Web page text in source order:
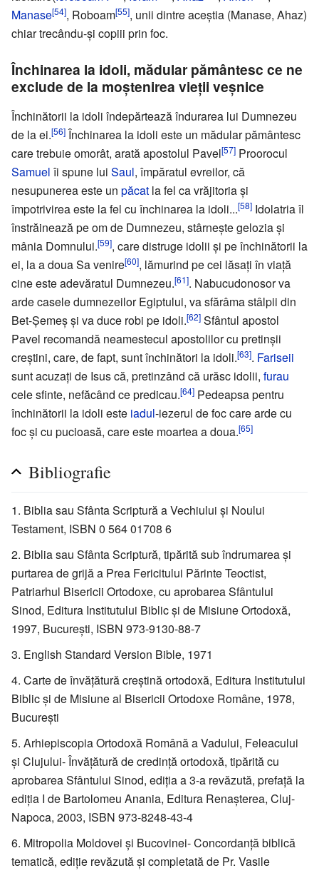
Manase[54], Roboam[55], unii dintre aceştia (Manase, Ahaz)
chiar trecându-şi copiii prin foc.
Închinarea la idoli, mădular pământesc ce ne
exclude de la moştenirea vieţii veşnice
Închinătorii la idoli îndepărtează îndurarea lui Dumnezeu
de la ei.[56] Închinarea la idoli este un mădular pământesc
care trebuie omorât, arată apostolul Pavel[57] Proorocul
Samuel îi spune lui Saul, împăratul evreilor, că
nesupunerea este un păcat la fel ca vrăjitoria şi
împotrivirea este la fel cu închinarea la idoli...[58] Idolatria îl
înstrăinează pe om de Dumnezeu, stârneşte gelozia şi
mânia Domnului.[59], care distruge idolii şi pe închinătorii la
ei, la a doua Sa venire[60], lămurind pe cei lăsaţi în viaţă
cine este adevăratul Dumnezeu.[61]. Nabucudonosor va
arde casele dumnezeilor Egiptului, va sfărâma stâlpii din
Bet-Şemeş şi va duce robi pe idoli.[62] Sfântul apostol
Pavel recomandă neamestecul apostolilor cu pretinşii
creştini, care, de fapt, sunt închinători la idoli.[63]. Fariseii
sunt acuzaţi de Isus că, pretinzând că urăsc idolii, furau
cele sfinte, nefăcând ce predicau.[64] Pedeapsa pentru
închinătorii la idoli este iadul-iezerul de foc care arde cu
foc şi cu pucioasă, care este moartea a doua.[65]
Bibliografie
Biblia sau Sfânta Scriptură a Vechiului şi Noului
Testament, ISBN 0 564 01708 6
Biblia sau Sfânta Scriptură, tipărită sub îndrumarea şi
purtarea de grijă a Prea Fericitului Părinte Teoctist,
Patriarhul Bisericii Ortodoxe, cu aprobarea Sfântului
Sinod, Editura Institutului Biblic şi de Misiune Ortodoxă,
1997, Bucureşti, ISBN 973-9130-88-7
English Standard Version Bible, 1971
Carte de învăţătură creştină ortodoxă, Editura Institutului
Biblic şi de Misiune al Bisericii Ortodoxe Române, 1978,
Bucureşti
Arhiepiscopia Ortodoxă Română a Vadului, Feleacului
şi Clujului- Învăţătură de credinţă ortodoxă, tipărită cu
aprobarea Sfântului Sinod, ediţia a 3-a revăzută, prefaţă la
ediţia I de Bartolomeu Anania, Editura Renaşterea, Cluj-
Napoca, 2003, ISBN 973-8248-43-4
Mitropolia Moldovei şi Bucovinei- Concordanţă biblică
tematică, ediţie revăzută şi completată de Pr. Vasile